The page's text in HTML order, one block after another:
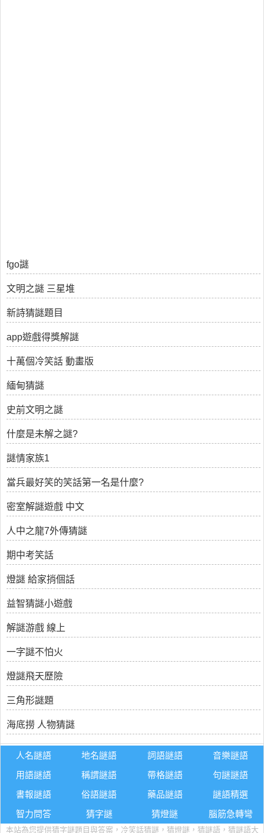
fgo謎
文明之謎 三星堆
新詩猜謎題目
app遊戲得獎解謎
十萬個冷笑話 動畫版
緬甸猜謎
史前文明之謎
什麼是未解之謎?
謎情家族1
當兵最好笑的笑話第一名是什麼?
密室解謎遊戲 中文
人中之龍7外傳猜謎
期中考笑話
燈謎 給家捎個話
益智猜謎小遊戲
解謎游戲 線上
一字謎不怕火
燈謎飛天歷險
三角形謎題
海底撈 人物猜謎
人名謎語 地名謎語 詞語謎語
音樂謎語
用語謎語
稱謂謎語 帶格謎語
句謎謎語
書報謎語
俗語謎語 藥品謎語
謎語精選
智力問答
猜字謎 猜燈謎 腦筋急轉彎
本站為您提供猜字謎題目與答案，冷笑話猜謎，猜燈謎，猜謎語，猜謎語大